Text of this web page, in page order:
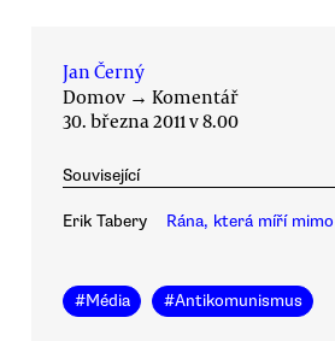
Jan Černý
Domov → Komentář
30. března 2011 v 8.00
Související
Erik Tabery Rána, která míří mimo
#Média #Antikomunismus